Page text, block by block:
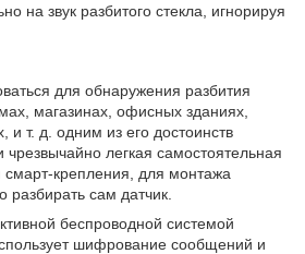
на звук разбитого стекла, игнорируя
для обнаружения разбития
магазинах, офисных зданиях,
и т. д. одним из его достоинств
чрезвычайно легкая самостоятельная
крепления, для монтажа
разбирать сам датчик.
беспроводной системой
шифрование сообщений и